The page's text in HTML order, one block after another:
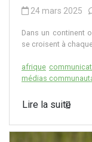
24 mars 2025
Dans un continent
se croisent à
afrique
médias
Lire la suite